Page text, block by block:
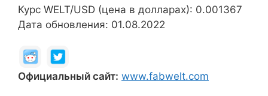
Курс WELT/USD (цена в долларах): 0.001367
Дата обновления: 01.08.2022
Официальный сайт: www.fabwelt.com